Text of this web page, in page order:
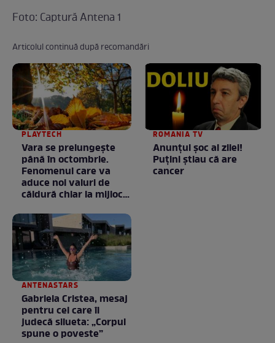
Foto: Captură Antena 1
Articolul continuă după recomandări
PLAYTECH
Vara se prelungeşte
până în octombrie.
Fenomenul care va
aduce noi valuri de
căldură chiar la mijlocul
ROMANIA TV
Anunţul şoc al zilei!
Puţini ştiau că are
cancer
ANTENASTARS
Gabriela Cristea, mesaj
pentru cei care îi
judecă silueta: „Corpul
spune o poveste”